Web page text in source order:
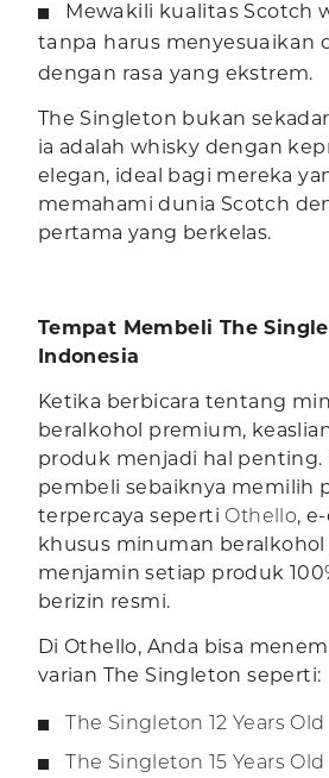
Mewakili kualitas Scotch
tanpa harus menyesuaikan
dengan rasa yang ekstrem.
The Singleton bukan
ia adalah whisky dengan
elegan, ideal bagi mereka
memahami dunia Scotch
pertama yang berkelas.
Tempat Membeli The
Indonesia
Ketika berbicara tentang
beralkohol premium,
produk menjadi hal penting.
pembeli sebaiknya memilih
terpercaya seperti Othello,
khusus minuman
menjamin setiap produk
berizin resmi.
Di Othello, Anda bisa
varian The Singleton seperti:
The Singleton 12 Years Old
The Singleton 15 Years Old